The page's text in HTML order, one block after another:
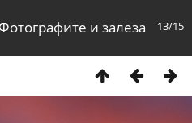
13/15
Фотографите и залеза